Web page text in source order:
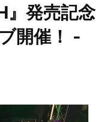
』発売記念
開催！ -